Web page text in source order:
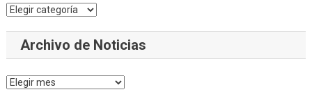
Categorías
Archivo de Noticias
Archivo